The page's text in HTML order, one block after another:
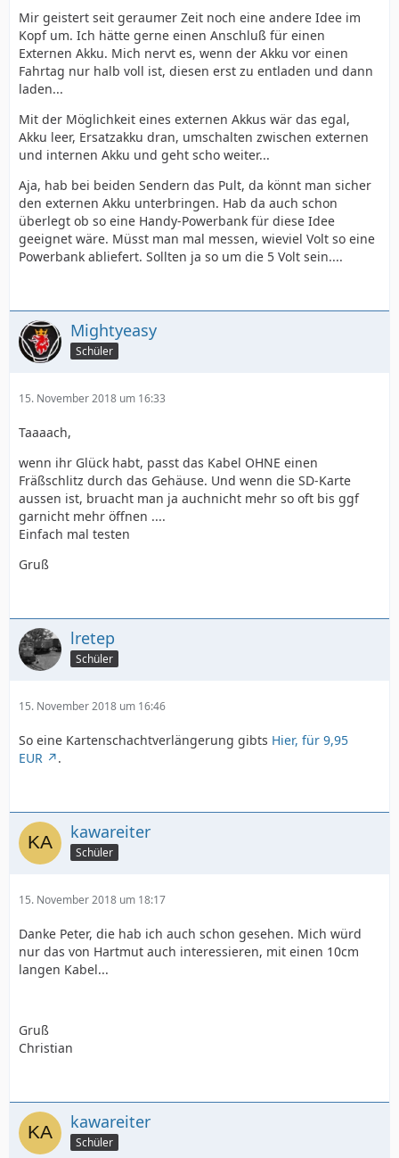
Mir geistert seit geraumer Zeit noch eine andere Idee im
Kopf um. Ich hätte gerne einen Anschluß für einen
Externen Akku. Mich nervt es, wenn der Akku vor einen
Fahrtag nur halb voll ist, diesen erst zu entladen und dann
laden...
Mit der Möglichkeit eines externen Akkus wär das egal,
Akku leer, Ersatzakku dran, umschalten zwischen externen
und internen Akku und geht scho weiter...
Aja, hab bei beiden Sendern das Pult, da könnt man sicher
den externen Akku unterbringen. Hab da auch schon
überlegt ob so eine Handy-Powerbank für diese Idee
geeignet wäre. Müsst man mal messen, wieviel Volt so eine
Powerbank abliefert. Sollten ja so um die 5 Volt sein....
Mightyeasy
Schüler
15. November 2018 um 16:33
Taaaach,
wenn ihr Glück habt, passt das Kabel OHNE einen
Fräßschlitz durch das Gehäuse. Und wenn die SD-Karte
aussen ist, bruacht man ja auchnicht mehr so oft bis ggf
garnicht mehr öffnen ....
Einfach mal testen
Gruß
lretep
Schüler
15. November 2018 um 16:46
So eine Kartenschachtverlängerung gibts Hier, für 9,95
EUR
.
kawareiter
Schüler
15. November 2018 um 18:17
Danke Peter, die hab ich auch schon gesehen. Mich würd
nur das von Hartmut auch interessieren, mit einen 10cm
langen Kabel...
Gruß
Christian
kawareiter
Schüler